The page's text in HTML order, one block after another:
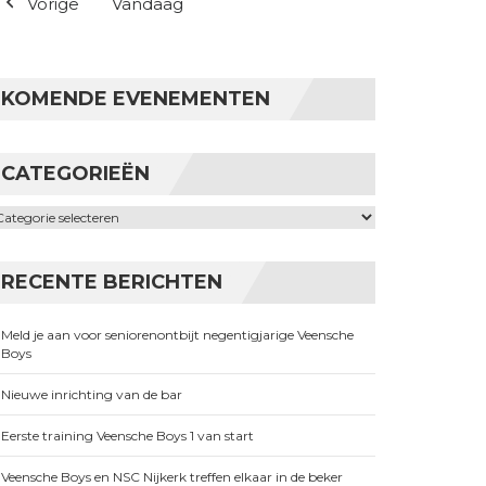
KOMENDE EVENEMENTEN
CATEGORIEËN
RECENTE BERICHTEN
Meld je aan voor seniorenontbijt negentigjarige Veensche
Boys
Nieuwe inrichting van de bar
Eerste training Veensche Boys 1 van start
Veensche Boys en NSC Nijkerk treffen elkaar in de beker